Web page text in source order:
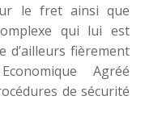
le fret ainsi que
qui lui est
d’ailleurs fièrement
Agréé
de sécurité